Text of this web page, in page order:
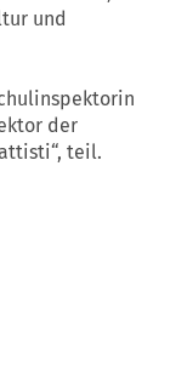
und
der
teil.